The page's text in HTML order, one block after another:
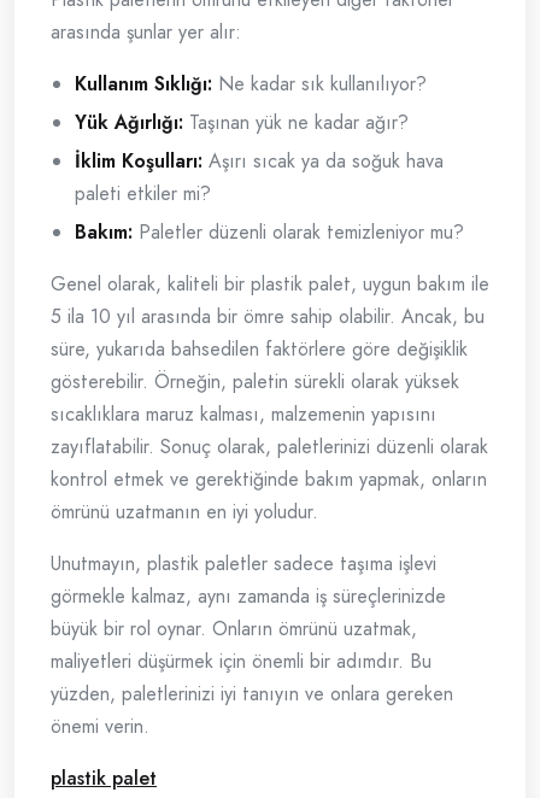
arasında şunlar yer alır:
Kullanım Sıklığı: Ne kadar sık kullanılıyor?
Yük Ağırlığı: Taşınan yük ne kadar ağır?
İklim Koşulları: Aşırı sıcak ya da soğuk hava
paleti etkiler mi?
Bakım: Paletler düzenli olarak temizleniyor mu?
Genel olarak, kaliteli bir plastik palet, uygun bakım ile
5 ila 10 yıl arasında bir ömre sahip olabilir. Ancak, bu
süre, yukarıda bahsedilen faktörlere göre değişiklik
gösterebilir. Örneğin, paletin sürekli olarak yüksek
sıcaklıklara maruz kalması, malzemenin yapısını
zayıflatabilir. Sonuç olarak, paletlerinizi düzenli olarak
kontrol etmek ve gerektiğinde bakım yapmak, onların
ömrünü uzatmanın en iyi yoludur.
Unutmayın, plastik paletler sadece taşıma işlevi
görmekle kalmaz, aynı zamanda iş süreçlerinizde
büyük bir rol oynar. Onların ömrünü uzatmak,
maliyetleri düşürmek için önemli bir adımdır. Bu
yüzden, paletlerinizi iyi tanıyın ve onlara gereken
önemi verin.
plastik palet